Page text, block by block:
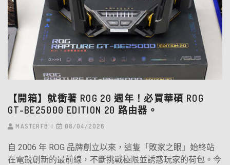
【開箱】就衝著 ROG 20 週年！必買華碩 ROG
GT-BE25000 EDITION 20 路由器。
MASTERFB 08/04/2026
自 2006 年 ROG 品牌創立以來，這隻「敗家之眼」始終站
在電競創新的最前線，不斷挑戰極限並誘惑玩家的荷包。今